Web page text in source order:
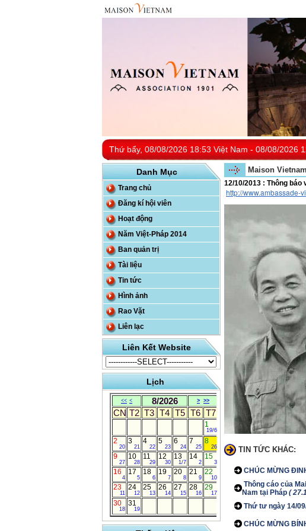
Thứ bẩy, 08/08/2026 18:53 Việt Nam - 08/08/2026
Danh Mục
Trang chủ
Đăng kí hội viên
Hoạt động
Năm Việt-Pháp 2014
Ban quản trị
Tài liệu
Tin tức
Hình ảnh
Rao Vặt
Liên lạc
Liên Kết Website
Lịch
<< < 8/2026 > >>
CN T2 T3 T4 T5 T6 T7
1
19/6
2
20
3
21
4
22
5
23
6
24
7
25
8
26
9
27
10
28
11
29
12
30
13
1/7
14
2
15
3
16
4
17
5
18
6
19
7
20
8
21
9
22
10
23
11
24
12
25
13
26
14
27
15
28
16
29
17
30
18
31
19
Maison Vietnam
12/10/2013 : Thông
http://www.ambassade-
TIN TỨC KHÁC:
CHÚC MỪNG
Thông cáo của
Nam tại Pháp (
Thứ tư ngày 14/
CHÚC MỪNG